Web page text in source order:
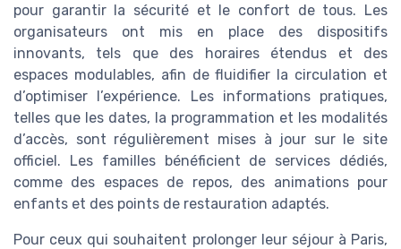
pour garantir la sécurité et le confort de tous. Les
organisateurs ont mis en place des dispositifs
innovants, tels que des horaires étendus et des
espaces modulables, afin de fluidifier la circulation et
d’optimiser l’expérience. Les informations pratiques,
telles que les dates, la programmation et les modalités
d’accès, sont régulièrement mises à jour sur le site
officiel. Les familles bénéficient de services dédiés,
comme des espaces de repos, des animations pour
enfants et des points de restauration adaptés.
Pour ceux qui souhaitent prolonger leur séjour à Paris,